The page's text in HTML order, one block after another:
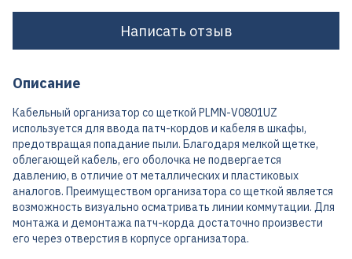
Написать отзыв
Описание
Кабельный организатор со щеткой PLMN-V0801UZ
используется для ввода патч-кордов и кабеля в шкафы,
предотвращая попадание пыли. Благодаря мелкой щетке,
облегающей кабель, его оболочка не подвергается
давлению, в отличие от металлических и пластиковых
аналогов. Преимуществом организатора со щеткой является
возможность визуально осматривать линии коммутации. Для
монтажа и демонтажа патч-корда достаточно произвести
его через отверстия в корпусе организатора.